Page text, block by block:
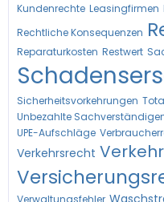
Kundenrechte Leasingfirmen
Rechtliche Konsequenzen
Reparaturkosten Restwert
Sicherheitsvorkehrungen
Unbezahlte
UPE-Aufschläge
Verkehrsrecht
Verwaltungsfehler